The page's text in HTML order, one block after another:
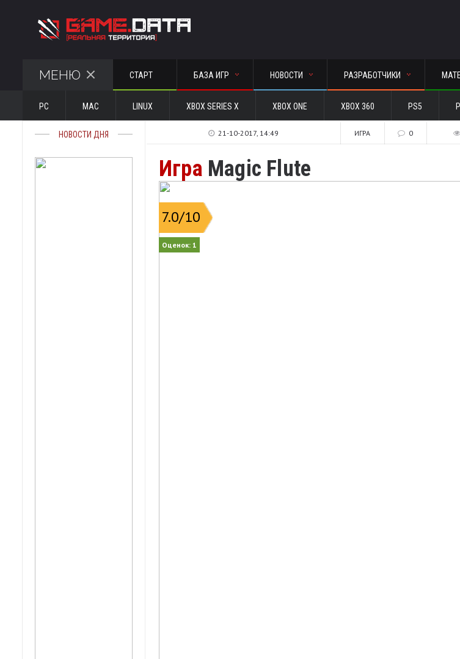
МЕНЮ СТАРТ БАЗА ИГР НОВОСТИ РАЗРАБОТЧИКИ
PC MAC LINUX XBOX SERIES X XBOX ONE XBOX 360 PS5
НОВОСТИ ДНЯ 21-10-2017, 14:49 ИГРА 0
Игра Magic Flute
7.0/10
Оценок: 1